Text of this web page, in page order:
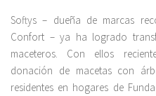
Softys – dueña de marcas
Confort – ya ha logrado
maceteros. Con ellos
donación de macetas con
residentes en hogares de